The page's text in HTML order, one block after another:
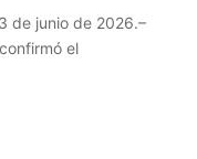
de junio de 2026.–
el